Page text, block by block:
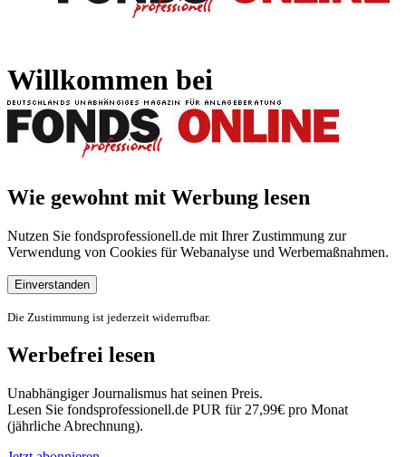
Willkommen bei
Wie gewohnt mit Werbung lesen
Nutzen Sie fondsprofessionell.de mit Ihrer Zustimmung zur
Verwendung von Cookies für Webanalyse und Werbemaßnahmen.
Einverstanden
Die Zustimmung ist jederzeit widerrufbar.
Werbefrei lesen
Unabhängiger Journalismus hat seinen Preis.
Lesen Sie fondsprofessionell.de PUR für 27,99€ pro Monat
(jährliche Abrechnung).